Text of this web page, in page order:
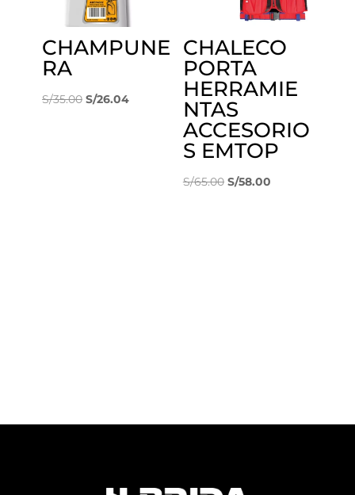
CHAMPUNE
RA
S/35.00 El
S/26.04El
CHALECO
PORTA
HERRAMIE
NTAS
ACCESORIO
S EMTOP
S/65.00 El
S/58.00El